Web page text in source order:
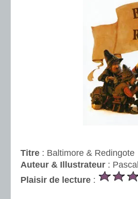
Titre : Baltimore & Redingote
Auteur & Illustrateur :
Plaisir de lecture :